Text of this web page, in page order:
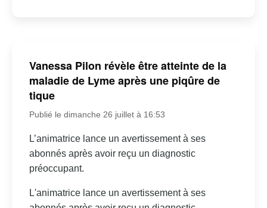
Vanessa Pilon révèle être atteinte de la
maladie de Lyme après une piqûre de
tique
Publié le dimanche 26 juillet à 16:53
L’animatrice lance un avertissement à ses
abonnés après avoir reçu un diagnostic
préoccupant.
L'animatrice lance un avertissement à ses